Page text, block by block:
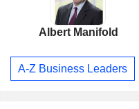
Albert Manifold
A-Z Business Leaders